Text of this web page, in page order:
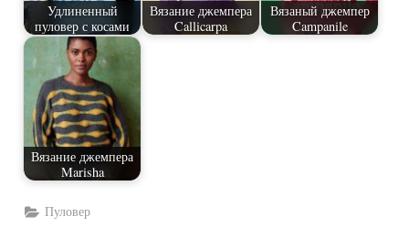
Удлиненный
пуловер с косами
Вязание джемпера
Callicarpa
Вязаный джемпер
Campanile
Вязание джемпера
Marisha
Пуловер